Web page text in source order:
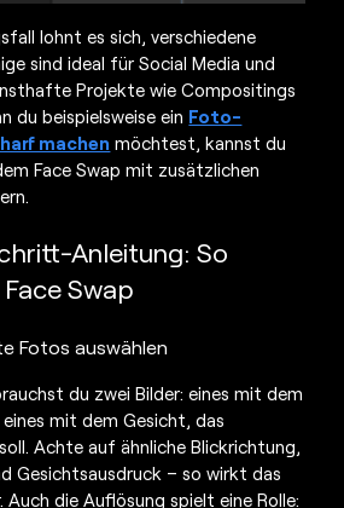
lohnt es sich, verschiedene
sind ideal für Social Media und
Projekte wie Compositings
du beispielsweise ein Foto-
machen möchtest, kannst du
Face Swap mit zusätzlichen
Anleitung: So
Face Swap
Fotos auswählen
du zwei Bilder: eines mit dem
mit dem Gesicht, das
Achte auf ähnliche Blickrichtung,
Gesichtsausdruck – so wirkt das
Auch die Auflösung spielt eine Rolle: